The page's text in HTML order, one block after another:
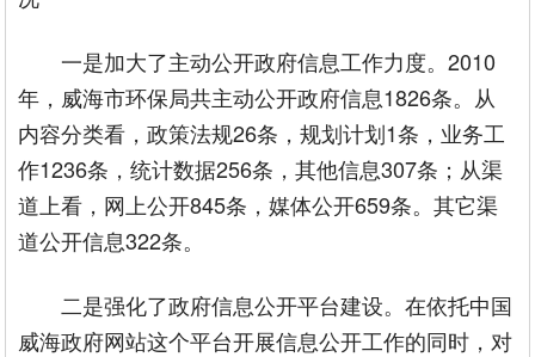
一是加大了主动公开政府信息工作力度。2010
年，威海市环保局共主动公开政府信息1826条。从
内容分类看，政策法规26条，规划计划1条，业务工
作1236条，统计数据256条，其他信息307条；从渠
道上看，网上公开845条，媒体公开659条。其它渠
道公开信息322条。
二是强化了政府信息公开平台建设。在依托中国
威海政府网站这个平台开展信息公开工作的同时，对